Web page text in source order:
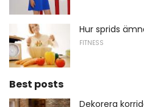
Hur sprids
FITNESS
Best posts
Dekorera